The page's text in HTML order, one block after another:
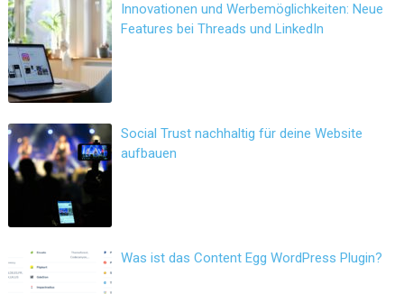
Innovationen und Werbemöglichkeiten: Neue
Features bei Threads und LinkedIn
Social Trust nachhaltig für deine Website
aufbauen
Was ist das Content Egg WordPress Plugin?